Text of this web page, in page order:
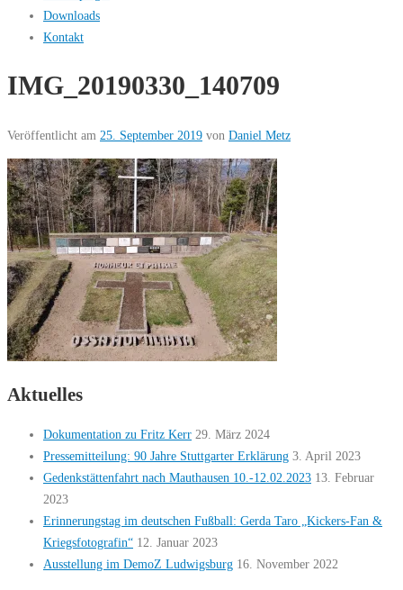
Downloads
Kontakt
IMG_20190330_140709
Veröffentlicht am 25. September 2019 von Daniel Metz
Aktuelles
Dokumentation zu Fritz Kerr 29. März 2024
Pressemitteilung: 90 Jahre Stuttgarter Erklärung 3. April 2023
Gedenkstättenfahrt nach Mauthausen 10.-12.02.2023 13. Februar
2023
Erinnerungstag im deutschen Fußball: Gerda Taro „Kickers-Fan &
Kriegsfotografin“ 12. Januar 2023
Ausstellung im DemoZ Ludwigsburg 16. November 2022